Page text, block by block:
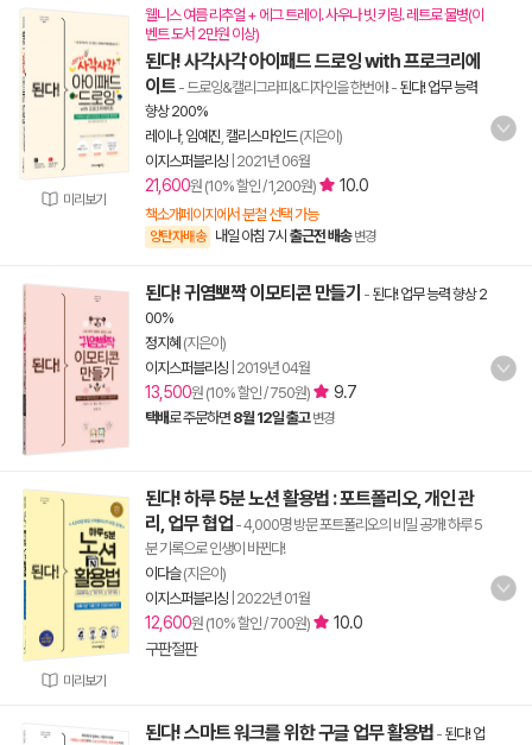
미리보기
웰니스 여름 리추얼 + 에그 트레이. 사우나 빗 키링. 레트로 물병(이
벤트 도서 2만원 이상)
된다! 사각사각 아이패드 드로잉 with 프로크리에
이트 - 드로잉&캘리그라피&디자인을 한번에!- 된다! 업무 능력
향상 200%
레이나, 임예진 캘리스마인드(지은이)
이지스퍼블리싱 2021년 06월
21,600원 (10% 할인 / 1,200원) 10.0
책소개페이지에서 분철 선택 가능
양탄자배송 내일 아침 7시 출근전 배송 변경
된다! 귀염뽀짝 이모티콘 만들기 - 된다! 업무 능력 향상 2
00%
정지혜 (지은이)
이지스퍼블리싱 2019년 04월
13,500원 (10% 할인 / 750원) 9.7
택배로 주문하면 8월 12일 출고 변경
미리보기
된다! 하루 5분 노션 활용법 : 포트폴리오, 개인 관
리, 업무 협업 - 4,000명 방문 포트폴리오의 비밀 공개! 하루 5
분 기록으로 인생이 바뀐다!
이다슬(지은이)
이지스퍼블리싱 2022년 01월
12,600원 (10% 할인 / 700원)
10.0
구판절판
된다! 스마트 워크를 위한 구글 업무 활용법 - 된다! 업